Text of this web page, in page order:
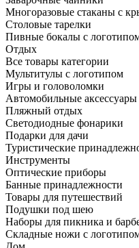
Многоразовые стаканы с
Столовые тарелки
Пивные бокалы с
Отдых
Все товары категории
Мультитулы с логотипом
Игры и головоломки
Автомобильные аксессуары
Пляжный отдых
Светодиодные фонарики
Подарки для дачи
Туристические
Инструменты
Оптические приборы
Банные принадлежности
Товары для путешествий
Подушки под шею
Наборы для пикника и
Складные ножи с